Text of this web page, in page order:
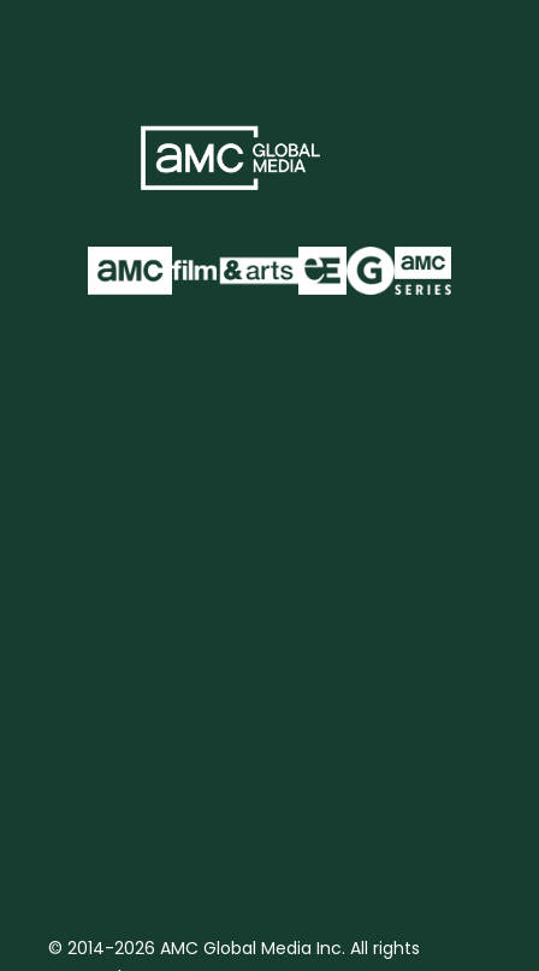
© 2014-2026 AMC Global Media Inc. All rights